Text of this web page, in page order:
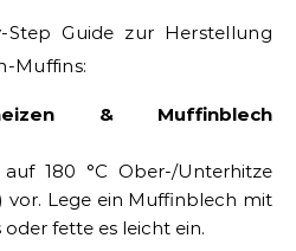
Guide zur Herstellung
Muffins:
& Muffinblech
180 °C Ober-/Unterhitze
vor. Lege ein Muffinblech mit
fette es leicht ein.